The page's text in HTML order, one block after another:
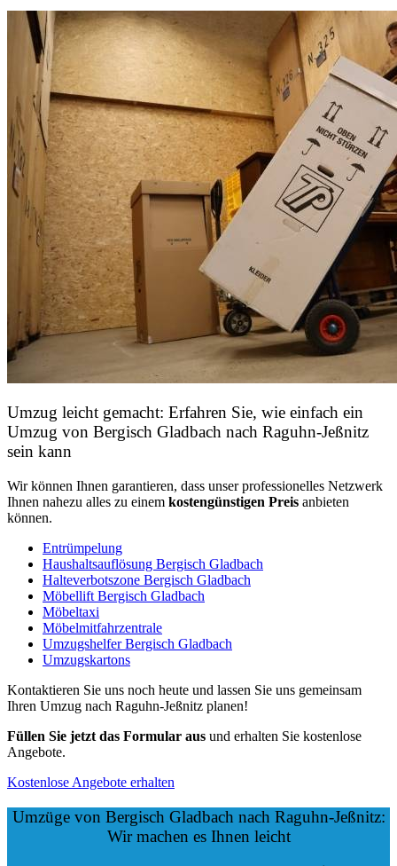
Umzug leicht gemacht: Erfahren Sie, wie einfach ein
Umzug von Bergisch Gladbach nach Raguhn-Jeßnitz
sein kann
Wir können Ihnen garantieren, dass unser professionelles Netzwerk
Ihnen nahezu alles zu einem kostengünstigen Preis anbieten
können.
Entrümpelung
Haushaltsauflösung Bergisch Gladbach
Halteverbotszone Bergisch Gladbach
Möbellift Bergisch Gladbach
Möbeltaxi
Möbelmitfahrzentrale
Umzugshelfer Bergisch Gladbach
Umzugskartons
Kontaktieren Sie uns noch heute und lassen Sie uns gemeinsam
Ihren Umzug nach Raguhn-Jeßnitz planen!
Füllen Sie jetzt das Formular aus und erhalten Sie kostenlose
Angebote.
Kostenlose Angebote erhalten
Umzüge von Bergisch Gladbach nach Raguhn-Jeßnitz:
Wir machen es Ihnen leicht